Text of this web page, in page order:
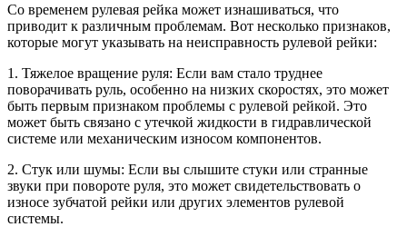
Со временем рулевая рейка может изнашиваться, что
приводит к различным проблемам. Вот несколько признаков,
которые могут указывать на неисправность рулевой рейки:
1. Тяжелое вращение руля: Если вам стало труднее
поворачивать руль, особенно на низких скоростях, это может
быть первым признаком проблемы с рулевой рейкой. Это
может быть связано с утечкой жидкости в гидравлической
системе или механическим износом компонентов.
2. Стук или шумы: Если вы слышите стуки или странные
звуки при повороте руля, это может свидетельствовать о
износе зубчатой рейки или других элементов рулевой
системы.